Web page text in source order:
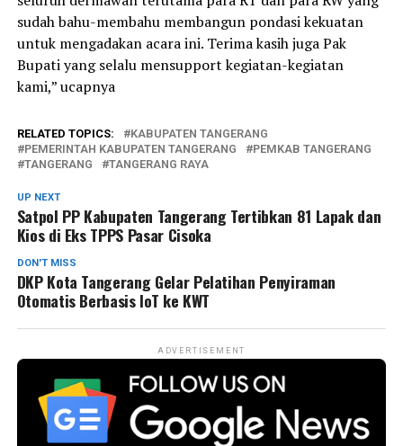
sudah bahu-membahu membangun pondasi kekuatan
untuk mengadakan acara ini. Terima kasih juga Pak
Bupati yang selalu mensupport kegiatan-kegiatan
kami,” ucapnya
RELATED TOPICS:
KABUPATEN TANGERANG
PEMERINTAH KABUPATEN TANGERANG
PEMKAB TANGERANG
TANGERANG
TANGERANG RAYA
UP NEXT
Satpol PP Kabupaten Tangerang Tertibkan 81 Lapak dan
Kios di Eks TPPS Pasar Cisoka
DON'T MISS
DKP Kota Tangerang Gelar Pelatihan Penyiraman
Otomatis Berbasis IoT ke KWT
ADVERTISEMENT